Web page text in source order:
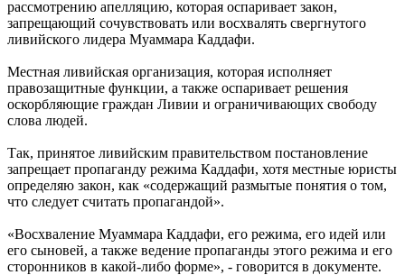
рассмотрению апелляцию, которая оспаривает закон,
запрещающий сочувствовать или восхвалять свергнутого
ливийского лидера Муаммара Каддафи.
Местная ливийская организация, которая исполняет
правозащитные функции, а также оспаривает решения
оскорбляющие граждан Ливии и ограничивающих свободу
слова людей.
Так, принятое ливийским правительством постановление
запрещает пропаганду режима Каддафи, хотя местные юристы
определяю закон, как «содержащий размытые понятия о том,
что следует считать пропагандой».
«Восхваление Муаммара Каддафи, его режима, его идей или
его сыновей, а также ведение пропаганды этого режима и его
сторонников в какой-либо форме», - говорится в документе.